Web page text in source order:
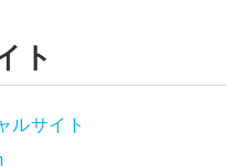
ト
ルサイト